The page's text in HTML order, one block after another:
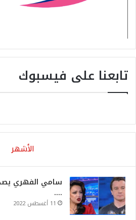
تابعنا على فيسبوك
الأشهر
سامي الفهري
….
11 أغسطس 2022